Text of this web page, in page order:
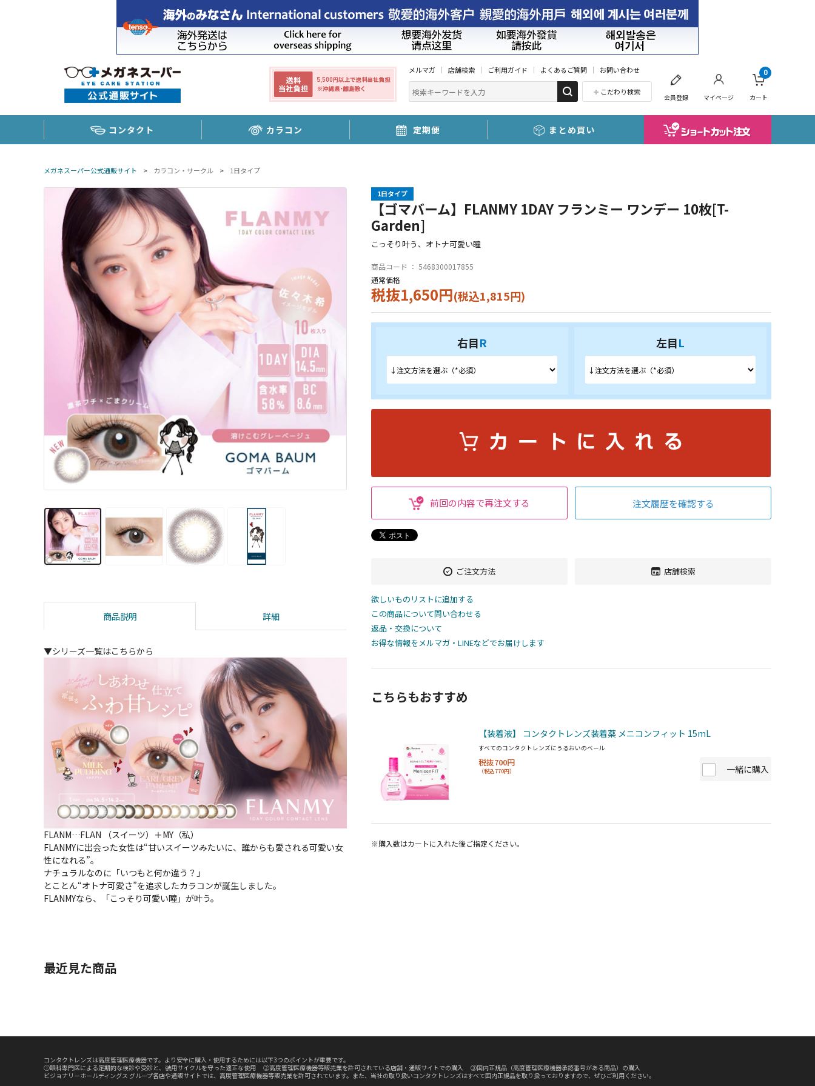
メルマガ 店舗検索 ご利用ガイド よくあるご質問 お問い合わせ
こだわり検索
会員登録 マイページ カート
0
コンタクト カラコン 定期便 まとめ買い
メガネスーパー公式通販サイト > カラコン・サークル > 1日タイプ
商品説明 詳細
▼シリーズ一覧はこちらから
FLANM…FLAN （スイーツ）＋MY（私）
FLANMYに出会った女性は“甘いスイーツみたいに、誰からも愛される可愛い女
性になれる”。
ナチュラルなのに「いつもと何か違う？」
とことん“オトナ可愛さ”を追求したカラコンが誕生しました。
FLANMYなら、「こっそり可愛い瞳」が叶う。
1日タイプ
【ゴマバーム】FLANMY 1DAY フランミー ワンデー 10枚[T-
Garden]
こっそり叶う、オトナ可愛い瞳
商品コード ： 5468300017855
通常価格
税抜1,650円(税込1,815円)
右目R 左目L
前回の内容で再注文する 注文履歴を確認する
ご注文方法 店舗検索
欲しいものリストに追加する
この商品について問い合わせる
返品・交換について
お得な情報をメルマガ・LINEなどでお届けします
こちらもおすすめ
【装着液】 コンタクトレンズ装着薬 メニコンフィット 15mL
すべてのコンタクトレンズにうるおいのベール
税抜700円
（税込770円） 一緒に購入
※購入数はカートに入れた後ご指定ください。
最近見た商品
コンタクトレンズは高度管理医療機器です。より安全に購入・使用するためには以下3つのポイントが重要です。
①眼科専門医による定期的な検診や受診と、装用サイクルを守った適正な使用 ②高度管理医療機器等販売業を許可されている店舗・通販サイトでの購入 ③国内正規品（高度管理医療機器承認番号がある商品）の購入
ビジョナリーホールディングス グループ各店や通販サイトでは、高度管理医療機器等販売業を許可されています。また、当社の取り扱いコンタクトレンズはすべて国内正規品を取り扱っておりますので、ぜひご利用ください。